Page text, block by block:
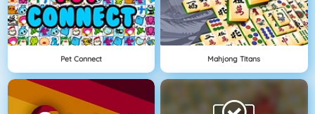
Pet Connect Mahjong Titans